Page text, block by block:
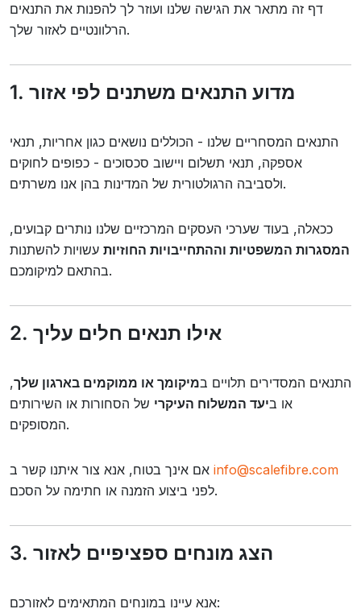
דף זה מתאר את הגישה שלנו ועוזר לך להפנות את התנאים
הרלוונטיים לאזור שלך.
1. מדוע התנאים משתנים לפי אזור
התנאים המסחריים שלנו - הכוללים נושאים כגון אחריות, תנאי
אספקה, תנאי תשלום ויישוב סכסוכים - כפופים לחוקים
ולסביבה הרגולטורית של המדינות בהן אנו משרתים.
ככאלה, בעוד שערכי העסקים המרכזיים שלנו נותרים קבועים,
המסגרות המשפטיות וההתחייבויות החוזיות עשויות להשתנות
בהתאם למיקומכם.
2. אילו תנאים חלים עליך
התנאים המסדירים תלויים במיקומך או ממוקמים בארגון שלך,
או ביעד המשלוח העיקרי של הסחורות או השירותים
המסופקים.
info@scalefibre.com
לפני ביצוע הזמנה או חתימה על הסכם.
3. הצג מונחים ספציפיים לאזור
אנא עיינו במונחים המתאימים לאזורכם: